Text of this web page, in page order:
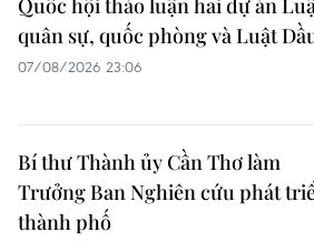
Quốc hội thảo luận hai dự án
quân sự, quốc phòng và Luật
07/08/2026 23:06
Bí thư Thành ủy Cần Thơ làm
Trưởng Ban Nghiên cứu phát
thành phố